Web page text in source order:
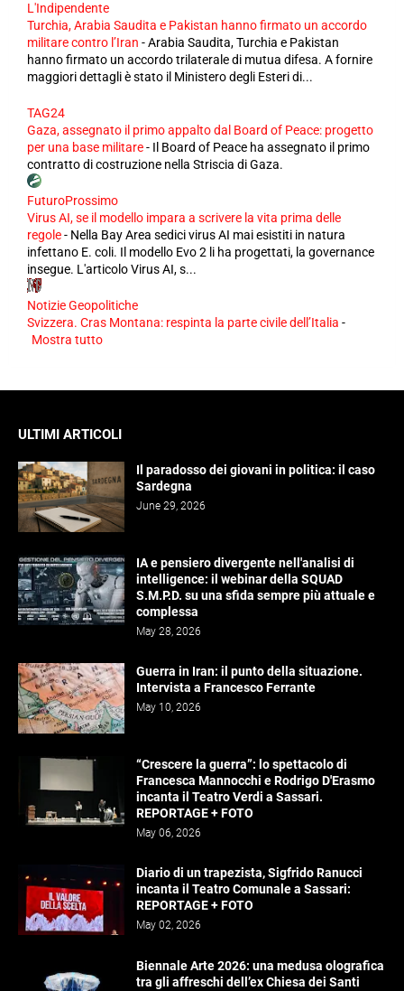
L'Indipendente
Turchia, Arabia Saudita e Pakistan hanno firmato un accordo
militare contro l’Iran -Arabia Saudita, Turchia e Pakistan
hanno firmato un accordo trilaterale di mutua difesa. A fornire
maggiori dettagli è stato il Ministero degli Esteri di...
TAG24
Gaza, assegnato il primo appalto dal Board of Peace: progetto
per una base militare- Il Board of Peace ha assegnato il primo
contratto di costruzione nella Striscia di Gaza.
FuturoProssimo
Virus AI, se il modello impara a scrivere la vita prima delle
regole- Nella Bay Area sedici virus AI mai esistiti in natura
infettano E. coli. Il modello Evo 2 li ha progettati, la governance
insegue. L'articolo Virus AI, s...
Notizie Geopolitiche
Svizzera. Cras Montana: respinta la parte civile dell’Italia -
Mostra tutto
ULTIMI ARTICOLI
Il paradosso dei giovani in politica: il caso
Sardegna
June 29, 2026
IA e pensiero divergente nell'analisi di
intelligence: il webinar della SQUAD
S.M.P.D. su una sfida sempre più attuale e
complessa
May 28, 2026
Guerra in Iran: il punto della situazione.
Intervista a Francesco Ferrante
May 10, 2026
“Crescere la guerra”: lo spettacolo di
Francesca Mannocchi e Rodrigo D'Erasmo
incanta il Teatro Verdi a Sassari.
REPORTAGE + FOTO
May 06, 2026
Diario di un trapezista, Sigfrido Ranucci
incanta il Teatro Comunale a Sassari:
REPORTAGE + FOTO
May 02, 2026
Biennale Arte 2026: una medusa olografica
tra gli affreschi dell’ex Chiesa dei Santi